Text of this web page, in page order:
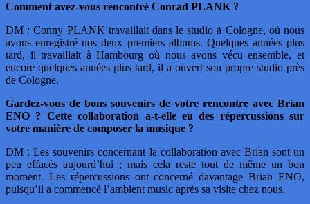
Comment avez-vous rencontré Conrad PLANK ?
DM : Conny PLANK travaillait dans le studio à Cologne, où nous
avons enregistré nos deux premiers albums. Quelques années plus
tard, il travaillait à Hambourg où nous avons vécu ensemble, et
encore quelques années plus tard, il a ouvert son propre studio près
de Cologne.
Gardez-vous de bons souvenirs de votre rencontre avec Brian
ENO ? Cette collaboration a-t-elle eu des répercussions sur
votre manière de composer la musique ?
DM : Les souvenirs concernant la collaboration avec Brian sont un
peu effacés aujourd’hui ; mais cela reste tout de même un bon
moment. Les répercussions ont concerné davantage Brian ENO,
puisqu’il a commencé l’ambient music après sa visite chez nous.